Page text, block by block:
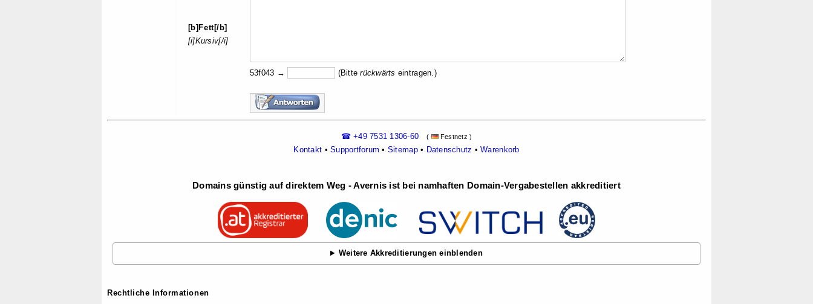
[b]Fett[/b]
[i]Kursiv[/i]
53f043 → (Bitterückwärts eintragen.)
☎ +49 7531 1306-60 ( Festnetz )
Kontakt •Supportforum • Sitemap• Datenschutz •Warenkorb
Domains günstig auf direktem Weg - Avernis ist bei namhaften Domain-Vergabestellen akkreditiert
Weitere Akkreditierungen einblenden
Rechtliche Informationen